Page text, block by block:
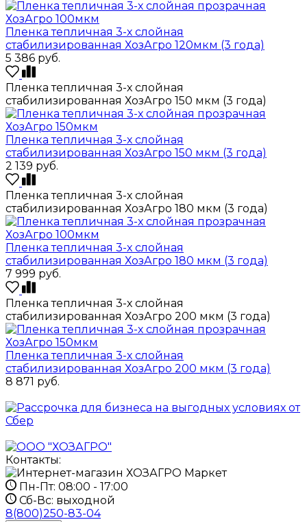
Пленка тепличная 3-х слойная
стабилизированная ХозАгро 120мкм (3 года)
5 386 руб.
Пленка тепличная 3-х слойная
стабилизированная ХозАгро 150 мкм (3 года)
Пленка тепличная 3-х слойная
стабилизированная ХозАгро 150 мкм (3 года)
2 139 руб.
Пленка тепличная 3-х слойная
стабилизированная ХозАгро 180 мкм (3 года)
Пленка тепличная 3-х слойная
стабилизированная ХозАгро 180 мкм (3 года)
7 999 руб.
Пленка тепличная 3-х слойная
стабилизированная ХозАгро 200 мкм (3 года)
Пленка тепличная 3-х слойная
стабилизированная ХозАгро 200 мкм (3 года)
8 871 руб.
Контакты:
Пн-Пт: 08:00 - 17:00
Сб-Вс: выходной
8(800)250-83-04